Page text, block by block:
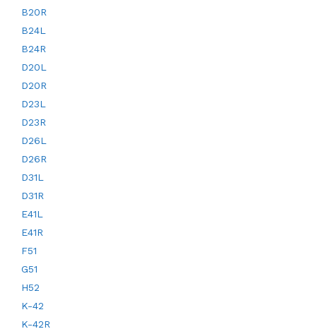
B20R
B24L
B24R
D20L
D20R
D23L
D23R
D26L
D26R
D31L
D31R
E41L
E41R
F51
G51
H52
K-42
K-42R